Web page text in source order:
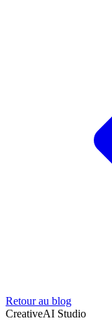
Retour au blog
CreativeAI Studio